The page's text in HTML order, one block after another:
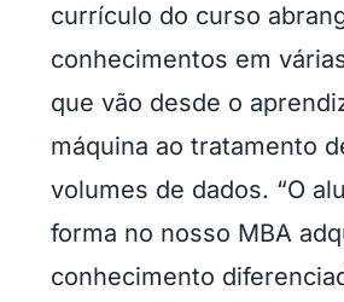
currículo do curso
conhecimentos em
que vão desde o
máquina ao tratamento
volumes de dados. “O
forma no nosso MBA
conhecimento